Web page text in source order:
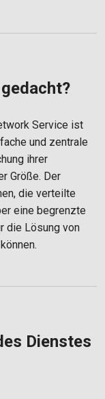
Service ist
und zentrale
ihrer
Größe. Der
die verteilte
eine begrenzte
die Lösung von
Dienstes